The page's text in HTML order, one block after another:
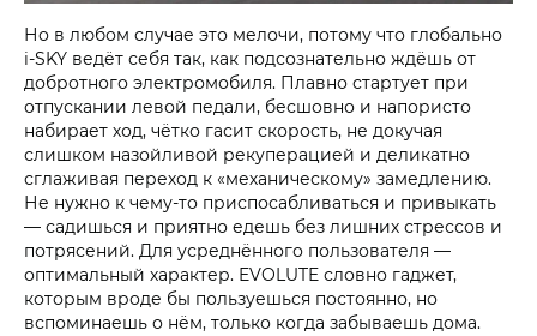
Но в любом случае это мелочи, потому что глобально
i‑SKY ведёт себя так, как подсознательно ждёшь от
добротного электромобиля. Плавно стартует при
отпускании левой педали, бесшовно и напористо
набирает ход, чётко гасит скорость, не докучая
слишком назойливой рекуперацией и деликатно
сглаживая переход к «механическому» замедлению.
Не нужно к чему-то приспосабливаться и привыкать
— садишься и приятно едешь без лишних стрессов и
потрясений. Для усреднённого пользователя —
оптимальный характер. EVOLUTE словно гаджет,
которым вроде бы пользуешься постоянно, но
вспоминаешь о нём, только когда забываешь дома.